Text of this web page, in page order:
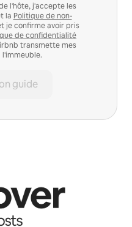
l'hôte, j'accepte les
la Politique de non-
je confirme avoir pris
de confidentialité
transmette mes
l'immeuble.
guide